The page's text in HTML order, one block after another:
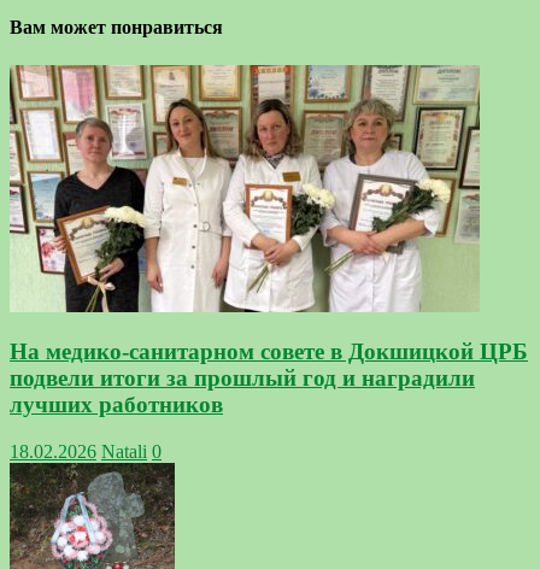
Вам может понравиться
На медико-санитарном совете в Докшицкой ЦРБ
подвели итоги за прошлый год и наградили
лучших работников
18.02.2026 Natali 0